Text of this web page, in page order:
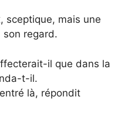
sceptique, mais une
regard.
il que dans la
t-il.
là, répondit